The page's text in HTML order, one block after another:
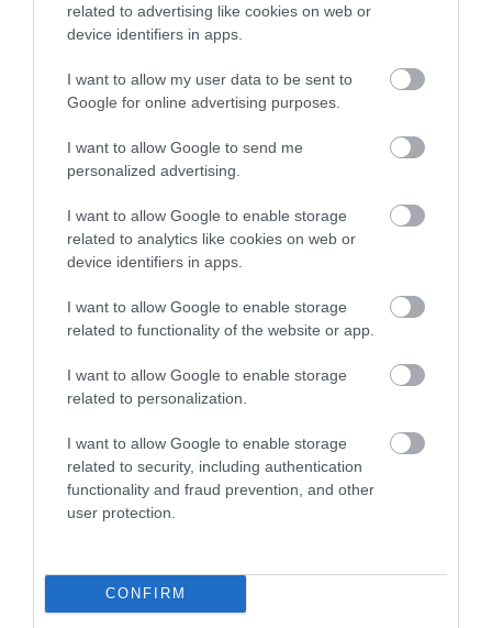
related to advertising like cookies on web or
device identifiers in apps.
I want to allow my user data to be sent to
Google for online advertising purposes.
I want to allow Google to send me
personalized advertising.
I want to allow Google to enable storage
related to analytics like cookies on web or
device identifiers in apps.
I want to allow Google to enable storage
related to functionality of the website or app.
I want to allow Google to enable storage
related to personalization.
I want to allow Google to enable storage
related to security, including authentication
functionality and fraud prevention, and other
user protection.
CONFIRM
ÚJ HŰTŐRENDSZER A MARKHOT FERENC
KÓRHÁZBAN: TÖBB MINT 70 ...
HOLTAN SZÁLLÍTOTTÁK HAZA A 80 ÉVES
2026. augusztus 06
GÁRDONYI MESEKERT VÁRJA A
CSALÁDOKAT – HÁROM NAPON ÁT ING...
SZÉLERŐMŰVI PÁLYÁZATOKAT, M...
2026. augusztus 06|Mindenki ügye
DÉDESTAPOLCSÁNYNÁL, KILENCÓRÁS
KÜZDELE...
2026. augusztus 06